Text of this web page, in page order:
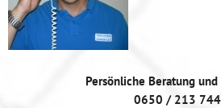
Persönliche Beratung
0650 / 213